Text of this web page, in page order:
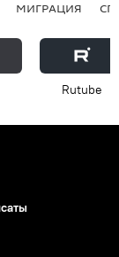
МИГРАЦИЯ
Rutube